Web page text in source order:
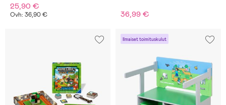
25,90 €
Ovh: 36,90 € 36,99 €
Ilmaiset toimituskulut